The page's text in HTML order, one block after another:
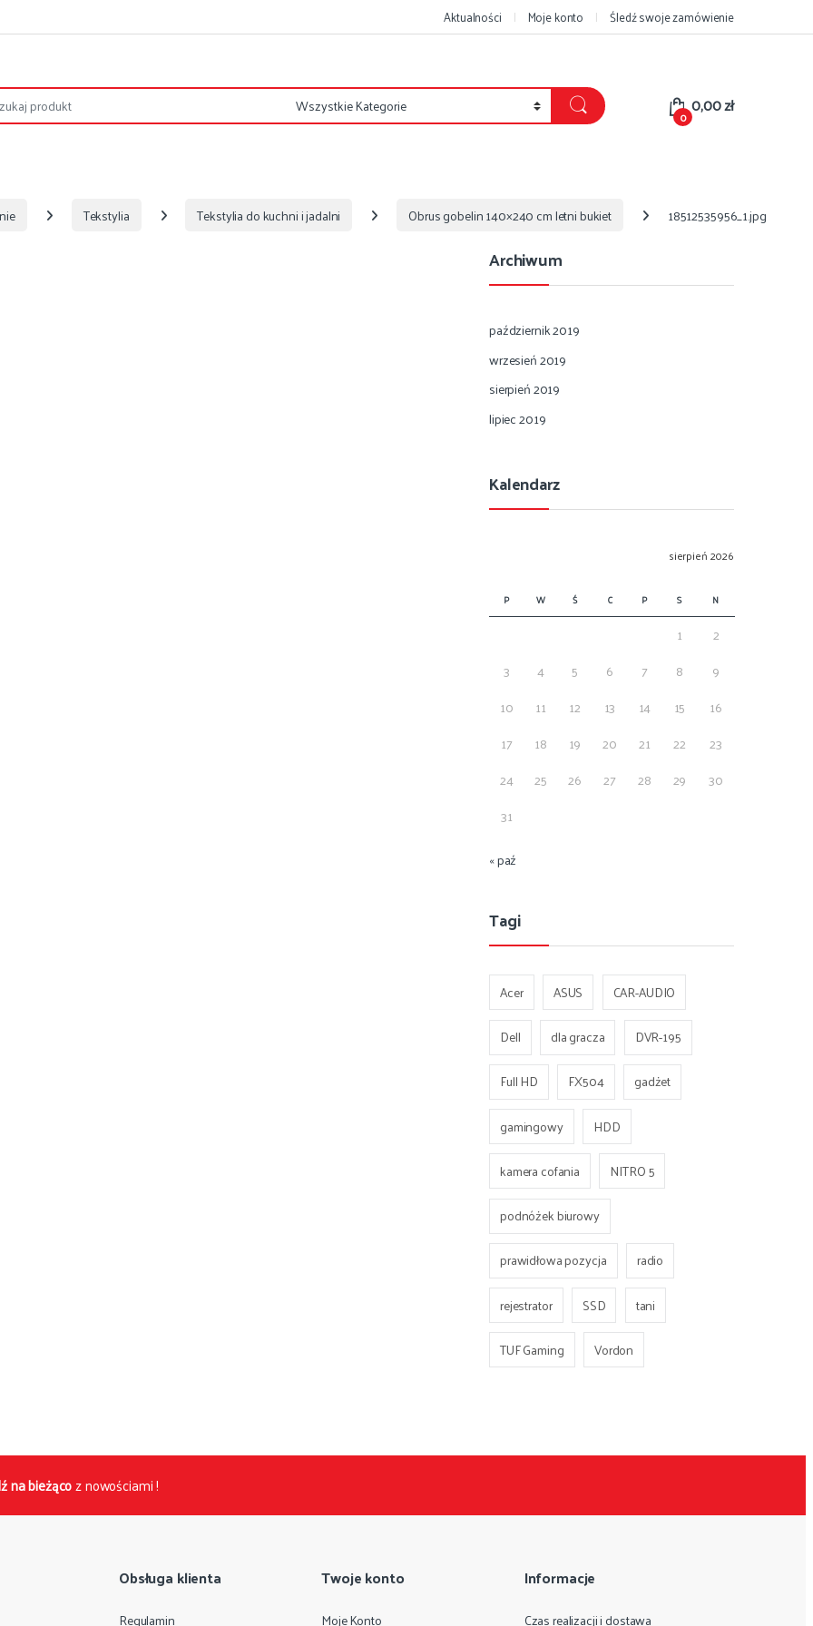
Aktualności Moje konto Śledź swoje zamówienie
0 0,00zł
Tekstylia Tekstylia do kuchni i jadalni Obrus gobelin 140×240 cm letni bukiet 18512535956_1.jpg
Archiwum
październik 2019
wrzesień 2019
sierpień 2019
lipiec 2019
Kalendarz
sierpień 2026
P W Ś C P S N
1
2
3
4 5 6 7 8
9
10
11 12 13 14 15
16
17
18 19 20 21 22
23
24
25 26 27 28 29
30
31
« paź
Tagi
Acer ASUS
CAR-AUDIO
Dell
dla gracza
DVR-195
Full HD
FX504
gadżet
gamingowy
HDD
kamera cofania
NITRO 5
podnóżek biurowy
prawidłowa pozycja
radio
rejestrator
SSD
tani
TUF Gaming
Vordon
na bieżącoz nowościami !
Obsługa klienta
Regulamin
Twoje konto
Moje Konto
Informacje
Czas realizacji i dostawa